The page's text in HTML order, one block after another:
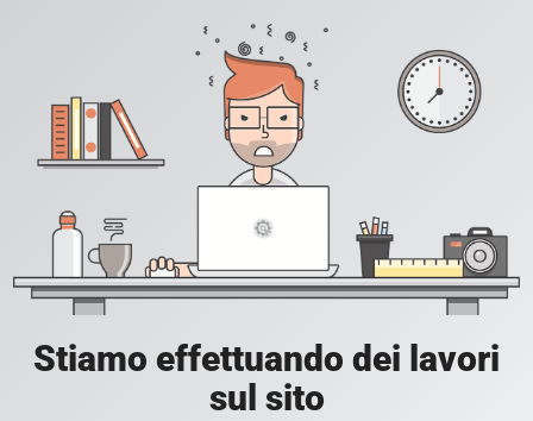
Stiamo effettuando dei lavori
sul sito